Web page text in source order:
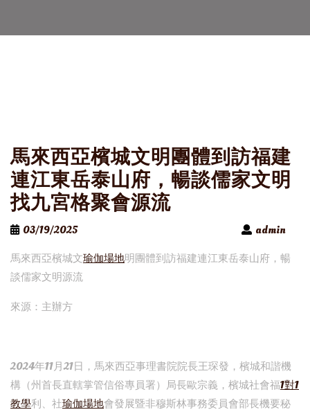
馬來西亞檳城文明團體到訪福建
連江東岳泰山府，暢談儒家文明
找九宮格聚會源流
03/19/2025
admin
馬來西亞檳城文瑜伽場地明團體到訪福建連江東岳泰山府，暢
談儒家文明源流
來源：主辦方
2024年11月21日，馬來西亞事理書院院長王琛發，檳城和諧機
構（州首長直轄掌管信俗專員署）局長歐宗義，檳城社會福1對1
教學利、社瑜伽場地會發展暨非穆斯林事務委員會部長機要秘